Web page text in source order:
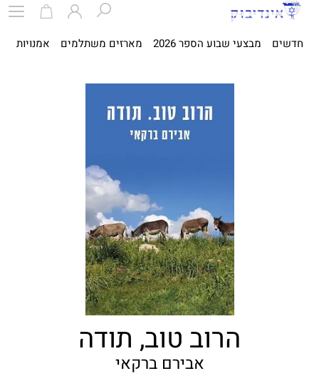
חדשים מבצעי שבוע הספר 2026 מארזים משתלמים אמנויות
הרוב טוב, תודה
אבירם ברקאי